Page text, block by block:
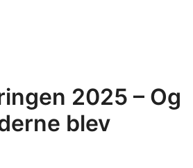
2025 – Og
blev